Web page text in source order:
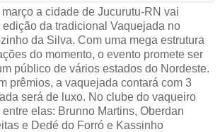
a cidade de Jucurutu-RN vai
edição da tradicional Vaquejada no
da Silva. Com uma mega estrutura
do momento, o evento promete ser
público de vários estados do Nordeste.
prêmios, a vaquejada contará com 3
será de luxo. No clube do vaqueiro
elas: Brunno Martins, Oberdan
e Dedé do Forró e Kassinho